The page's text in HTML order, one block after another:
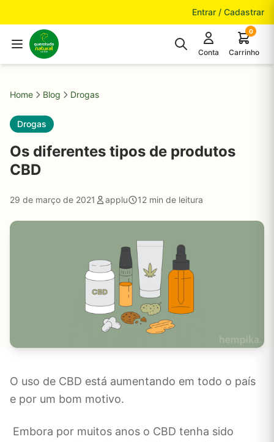
Entrar / Cadastrar
Conta
0
Carrinho
Home Blog Drogas
Drogas
Os diferentes tipos de produtos
CBD
29 de março de 2021 applu 12 min de leitura
O uso de CBD está aumentando em todo o país
e por um bom motivo.
Embora por muitos anos o CBD tenha sido